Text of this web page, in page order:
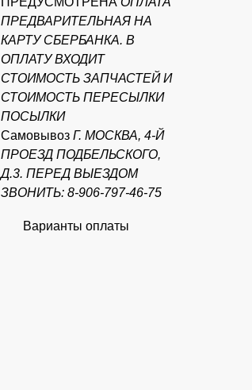
ПРЕДВАРИТЕЛЬНАЯ НА
КАРТУ СБЕРБАНКА. В
ОПЛАТУ ВХОДИТ
СТОИМОСТЬ ЗАПЧАСТЕЙ И
СТОИМОСТЬ ПЕРЕСЫЛКИ
ПОСЫЛКИ
Самовывоз Г. МОСКВА, 4-Й
ПРОЕЗД ПОДБЕЛЬСКОГО,
Д.3. ПЕРЕД ВЫЕЗДОМ
ЗВОНИТЬ: 8-906-797-46-75
Варианты оплаты